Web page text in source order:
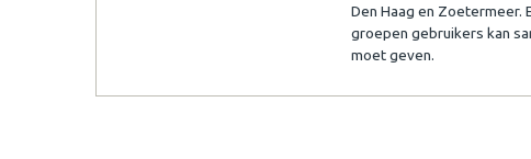
Den Haag en
groepen gebruikers kan
moet geven.